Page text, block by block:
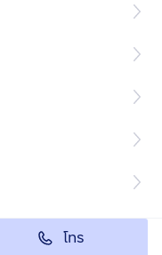
โทร